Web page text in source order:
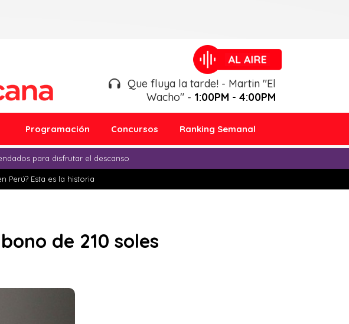
Que fluya la tarde! - Martin "El
Wacho" - 1:00PM - 4:00PM
Programación Concursos Ranking Semanal
para disfrutar el descanso
Perú? Esta es la historia
de 210 soles